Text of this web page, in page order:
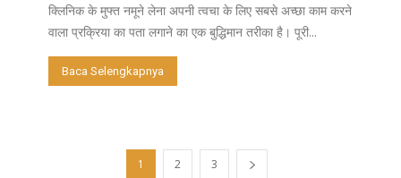
क्लिनिक के मुफ्त नमूने लेना अपनी त्वचा के लिए सबसे अच्छा काम करने
वाला प्रक्रिया का पता लगाने का एक बुद्धिमान तरीका है। पूरी...
Baca Selengkapnya
1 2 3